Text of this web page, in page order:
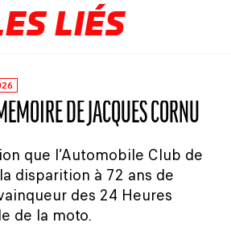
LIÉS
DE JACQUES CORNU
que l’Automobile Club de
disparition à 72 ans de
des 24 Heures
de la moto.